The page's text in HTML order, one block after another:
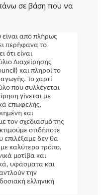
σε βάση που να
από πλήρως
περήφανα το
ότι είναι
Διαχείρησης
και πληροί το
Το χαρτί
που συλλέγεται
γίνεται με
επωφελής,
και
τον σχεδιασμό της
οτιδήποτε
επιλέξαμε δεν θα
καλύτερο τρόπο,
μοτίβα και
υφάσματα και
την
ελληνική